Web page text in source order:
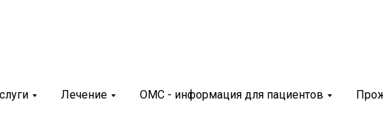
Лечение ОМС - информация для пациентов
График работы
Пн-Пт 8.00-20.00